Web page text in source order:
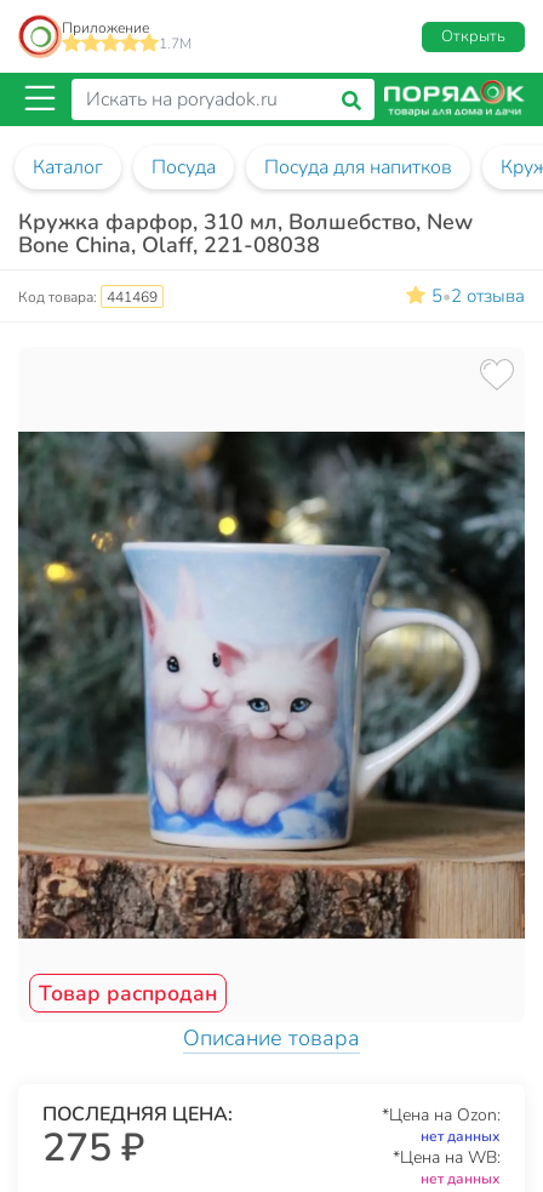
Приложение
1.7M
Открыть
Каталог Посуда Посуда для напитков
Кружка фарфор, 310 мл, Волшебство, New
Bone China, Olaff, 221-08038
Код товара: 441469 5•2 отзыва
Товар распродан
Описание товара
ПОСЛЕДНЯЯ ЦЕНА:
275 ₽
*Цена на Ozon:
нет данных
*Цена на WB:
нет данных